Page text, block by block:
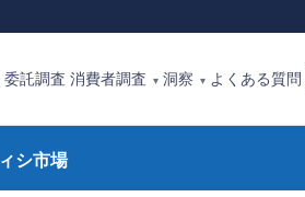
委託調査 消費者調査 ▾ 洞察 ▾ よくある質問
シ市場